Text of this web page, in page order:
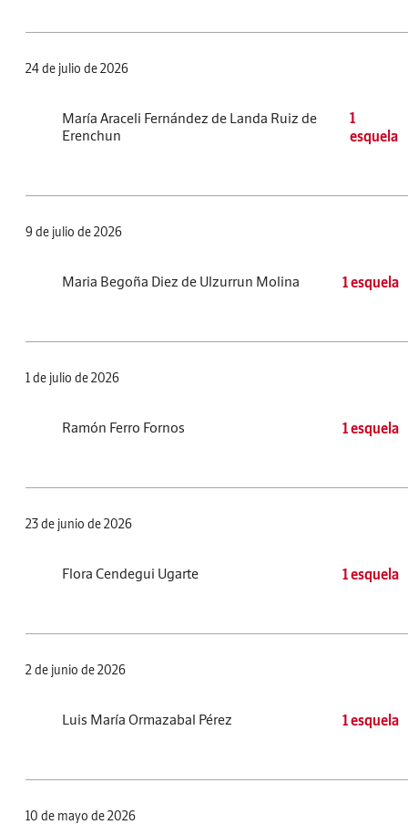
24 de julio de 2026
María Araceli Fernández de Landa Ruiz de
Erenchun
1
esquela
9 de julio de 2026
Maria Begoña Diez de Ulzurrun Molina 1 esquela
1 de julio de 2026
Ramón Ferro Fornos 1 esquela
23 de junio de 2026
Flora Cendegui Ugarte 1 esquela
2 de junio de 2026
Luis María Ormazabal Pérez 1 esquela
10 de mayo de 2026